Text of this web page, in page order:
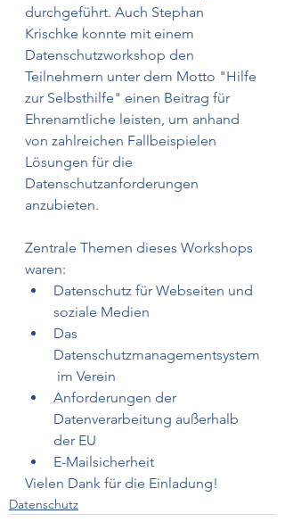
durchgeführt. Auch Stephan
Krischke konnte mit einem
Datenschutzworkshop den
Teilnehmern unter dem Motto "Hilfe
zur Selbsthilfe" einen Beitrag für
Ehrenamtliche leisten, um anhand
von zahlreichen Fallbeispielen
Lösungen für die
Datenschutzanforderungen
anzubieten.
Zentrale Themen dieses Workshops
waren:
Datenschutz für Webseiten und
soziale Medien
Das
Datenschutzmanagementsystem
im Verein
Anforderungen der
Datenverarbeitung außerhalb
der EU
E-Mailsicherheit
Vielen Dank für die Einladung!
Datenschutz